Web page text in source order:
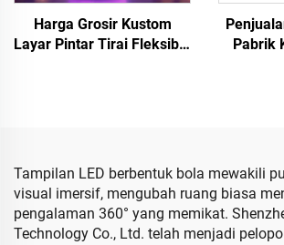
Harga Grosir Kustom
Layar Pintar Tirai Fleksibel
Pabrik
Tampilan LED berbentuk bola mewakili
visual imersif, mengubah ruang biasa
pengalaman 360° yang memikat.
Technology Co., Ltd. telah menjadi